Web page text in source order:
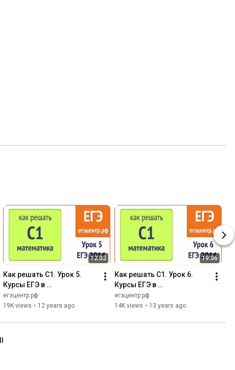
12:02
Как решать С1. Урок 5.
Курсы ЕГЭ в
Новосибирске. Методы
решения
уравнений
егэцентр.рф
19K views • 12 years ago
19:06
Как решать С1. Урок 6.
Курсы ЕГЭ в
Новосибирске. Формулы
приведения.
егэцентр.рф
14K views • 13 years ago